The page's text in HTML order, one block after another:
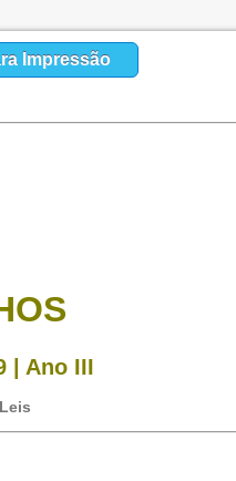
Impressão
| Ano III